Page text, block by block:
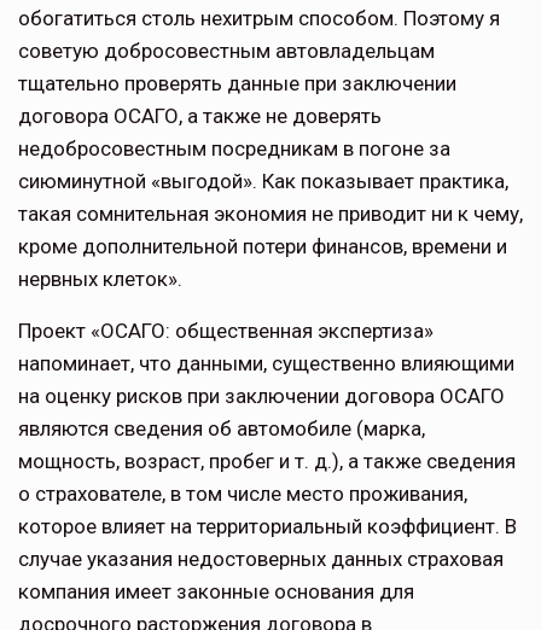
обогатиться столь нехитрым способом. Поэтому я
советую добросовестным автовладельцам
тщательно проверять данные при заключении
договора ОСАГО, а также не доверять
недобросовестным посредникам в погоне за
сиюминутной «выгодой». Как показывает практика,
такая сомнительная экономия не приводит ни к чему,
кроме дополнительной потери финансов, времени и
нервных клеток».
Проект «ОСАГО: общественная экспертиза»
напоминает, что данными, существенно влияющими
на оценку рисков при заключении договора ОСАГО
являются сведения об автомобиле (марка,
мощность, возраст, пробег и т. д.), а также сведения
о страхователе, в том числе место проживания,
которое влияет на территориальный коэффициент. В
случае указания недостоверных данных страховая
компания имеет законные основания для
досрочного расторжения договора в